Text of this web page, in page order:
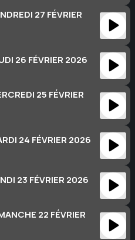
27 FÉVRIER
26 FÉVRIER 2026
25 FÉVRIER
24 FÉVRIER 2026
23 FÉVRIER 2026
22 FÉVRIER